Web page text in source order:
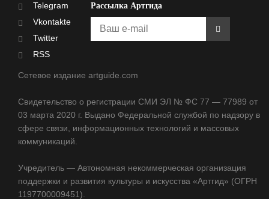
Telegram
Vkontakte
Twitter
RSS
Рассылка Артгида
Сетевое издание artguide.com
Свидетельство о регистрации СМИ ЭЛ № ФС 77 — 77989 от
03 марта 2020 г. Выдано Федеральной службой по надзору в
сфере связи, информационных технологий и массовых
коммуникаций.
Учредитель — Автономная некоммерческая организация
поддержки и развития культуры и искусства «Артгид» (ОГРН
1197700009451).